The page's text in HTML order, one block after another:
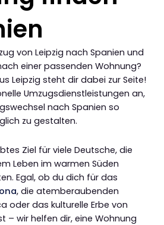
von Leipzig nach Spanien und
einer passenden Wohnung?
Leipzig steht dir dabei zur Seite!
Umzugsdienstleistungen an,
nach Spanien so
zu gestalten.
Ziel für viele Deutsche, die
Leben im warmen Süden
Egal, ob du dich für das
, die atemberaubenden
oder das kulturelle Erbe von
– wir helfen dir, eine Wohnung